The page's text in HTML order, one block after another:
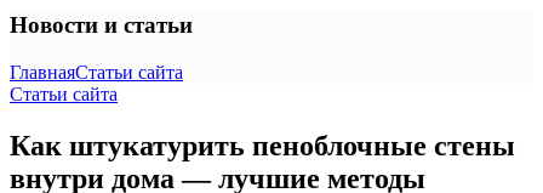
Новости и статьи
ГлавнаяСтатьи сайта
Статьи сайта
Как штукатурить пеноблочные стены
внутри дома — лучшие методы